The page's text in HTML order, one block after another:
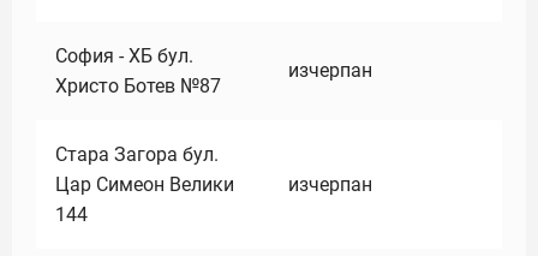
София - ХБ бул.
Христо Ботев №87
изчерпан
Стара Загора бул.
Цар Симеон Велики
144
изчерпан